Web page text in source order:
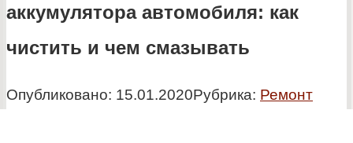
аккумулятора автомобиля: как
чистить и чем смазывать
Опубликовано: 15.01.2020Рубрика: Ремонт